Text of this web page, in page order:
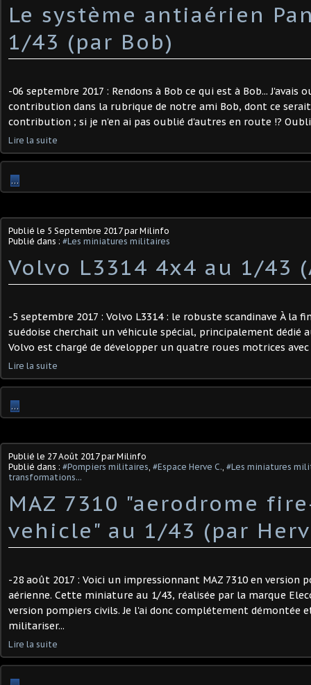
Le système antiaérien
1/43 (par Bob)
-06 septembre 2017 : Rendons à Bob ce qui est à Bob...
contribution dans la rubrique de notre ami Bob, dont ce
contribution ; si je n'en ai pas oublié d'autres en route !?
Lire la suite
…
Publié le 5 Septembre 2017par Milinfo
Publié dans : #Les miniatures militaires
Volvo L3314 4x4 au 1/43
-5 septembre 2017 : Volvo L3314 : le robuste scandinave À la
suédoise cherchait un véhicule spécial, principalement dédié
Volvo est chargé de développer un quatre roues motrices avec
Lire la suite
…
Publié le 27 Août 2017par Milinfo
Publié dans : #Pompiers militaires, #Espace Herve C., #Les miniatures
transformations...
MAZ 7310 "aerodrome
vehicle" au 1/43 (par
-28 août 2017 : Voici un impressionnant MAZ 7310 en version
aérienne. Cette miniature au 1/43, réalisée par la marque
version pompiers civils. Je l'ai donc complétement démontée
militariser...
Lire la suite